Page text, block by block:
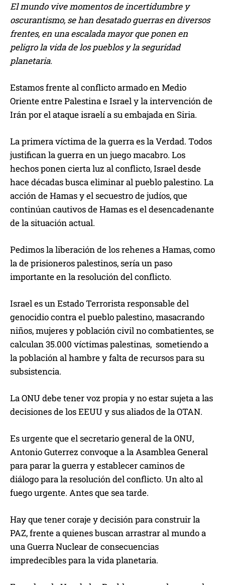
El mundo vive momentos de incertidumbre y
oscurantismo, se han desatado guerras en diversos
frentes, en una escalada mayor que ponen en
peligro la vida de los pueblos y la seguridad
planetaria.
Estamos frente al conflicto armado en Medio
Oriente entre Palestina e Israel y la intervención de
Irán por el ataque israelí a su embajada en Siria.
La primera víctima de la guerra es la Verdad. Todos
justifican la guerra en un juego macabro. Los
hechos ponen cierta luz al conflicto, Israel desde
hace décadas busca eliminar al pueblo palestino. La
acción de Hamas y el secuestro de judíos, que
continúan cautivos de Hamas es el desencadenante
de la situación actual.
Pedimos la liberación de los rehenes a Hamas, como
la de prisioneros palestinos, sería un paso
importante en la resolución del conflicto.
Israel es un Estado Terrorista responsable del
genocidio contra el pueblo palestino, masacrando
niños, mujeres y población civil no combatientes, se
calculan 35.000 víctimas palestinas, sometiendo a
la población al hambre y falta de recursos para su
subsistencia.
La ONU debe tener voz propia y no estar sujeta a las
decisiones de los EEUU y sus aliados de la OTAN.
Es urgente que el secretario general de la ONU,
Antonio Guterrez convoque a la Asamblea General
para parar la guerra y establecer caminos de
diálogo para la resolución del conflicto. Un alto al
fuego urgente. Antes que sea tarde.
Hay que tener coraje y decisión para construir la
PAZ, frente a quienes buscan arrastrar al mundo a
una Guerra Nuclear de consecuencias
impredecibles para la vida planetaria.